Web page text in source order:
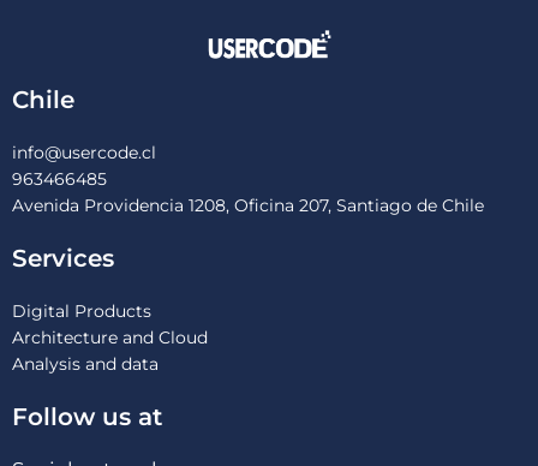
Chile
info@usercode.cl
963466485
Avenida Providencia 1208, Oficina 207, Santiago de Chile
Services
Digital Products
Architecture and Cloud
Analysis and data
Follow us at